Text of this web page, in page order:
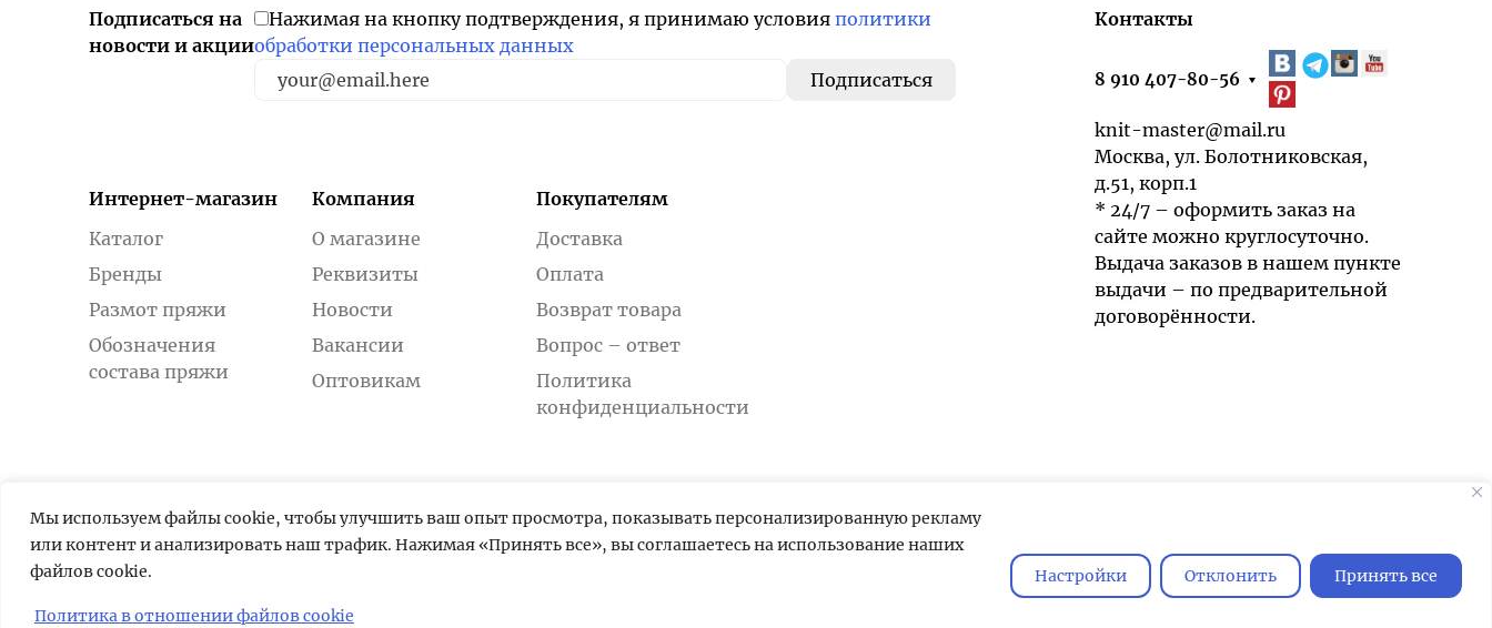
Мы используем файлы cookie, чтобы улучшить ваш опыт просмотра, показывать персонализированную рекламу
или контент и анализировать наш трафик. Нажимая «Принять все», вы соглашаетесь на использование наших
файлов cookie.
Политика в отношении файлов cookie
Настройки Отклонить Принять все
Подписаться на
новости и акции
Нажимая на кнопку подтверждения, я принимаю условия политики
обработки персональных данных
Интернет-магазин
Каталог
Бренды
Размот пряжи
Обозначения
состава пряжи
Компания
О магазине
Реквизиты
Новости
Вакансии
Оптовикам
Покупателям
Доставка
Оплата
Возврат товара
Вопрос – ответ
Политика
конфиденциальности
Контакты
8 910 407-80-56
knit-master@mail.ru
Москва, ул. Болотниковская,
д.51, корп.1
* 24/7 – оформить заказ на
сайте можно круглосуточно.
Выдача заказов в нашем пункте
выдачи – по предварительной
договорённости.
пользоваться сайтом, вы принимаете
условия обработки персональных